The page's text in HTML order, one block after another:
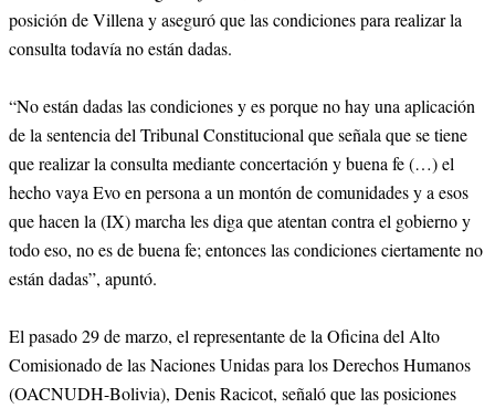
posición de Villena y aseguró que las condiciones para realizar la
consulta todavía no están dadas.
“No están dadas las condiciones y es porque no hay una aplicación
de la sentencia del Tribunal Constitucional que señala que se tiene
que realizar la consulta mediante concertación y buena fe (…) el
hecho vaya Evo en persona a un montón de comunidades y a esos
que hacen la (IX) marcha les diga que atentan contra el gobierno y
todo eso, no es de buena fe; entonces las condiciones ciertamente no
están dadas”, apuntó.
El pasado 29 de marzo, el representante de la Oficina del Alto
Comisionado de las Naciones Unidas para los Derechos Humanos
(OACNUDH-Bolivia), Denis Racicot, señaló que las posiciones